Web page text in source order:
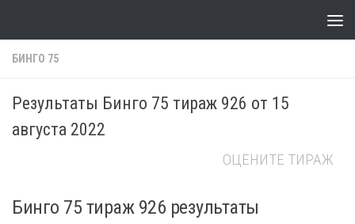
БИНГО 75
Результаты Бинго 75 тираж 926 от 15
августа 2022
ОЦЕНИТЕ ТИРАЖ
Бинго 75 тираж 926 результаты